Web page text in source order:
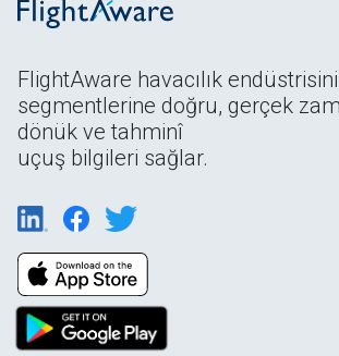
FlightAware havacılık
segmentlerine doğru, gerçek
dönük ve tahminî
uçuş bilgileri sağlar.